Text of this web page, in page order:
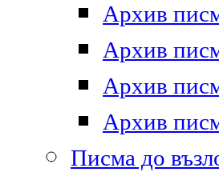
Архив
Архив
Архив
Архив
Писма до